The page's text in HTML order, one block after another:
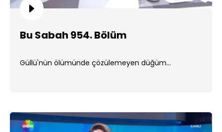
Bu Sabah 954. Bölüm
Güllü'nün ölümünde çözülemeyen düğüm...